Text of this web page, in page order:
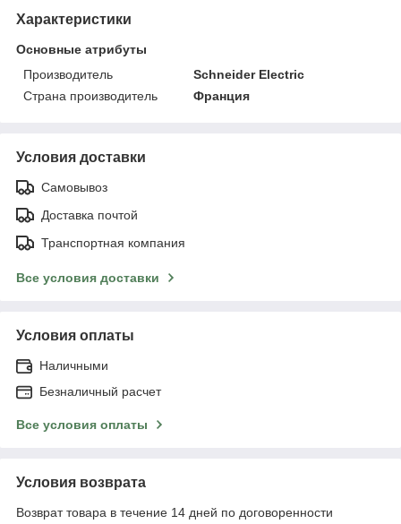
Характеристики
Основные атрибуты
Производитель
Schneider Electric
Страна производитель
Франция
Условия доставки
Самовывоз
Доставка почтой
Транспортная компания
Все условия доставки
Условия оплаты
Наличными
Безналичный расчет
Все условия оплаты
Условия возврата
Возврат товара в течение 14 дней по договоренности